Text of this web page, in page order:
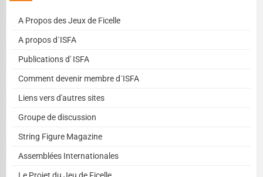
A Propos des Jeux de Ficelle
A propos d´ISFA
Publications d' ISFA
Comment devenir membre d´ISFA
Liens vers d'autres sites
Groupe de discussion
String Figure Magazine
Assemblées Internationales
Le Projet du Jeu de Ficelle